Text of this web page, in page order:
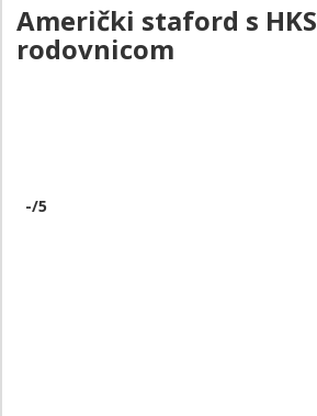
Američki staford s HKS
rodovnicom
-/5